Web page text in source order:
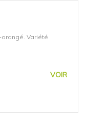
Variété
VOIR